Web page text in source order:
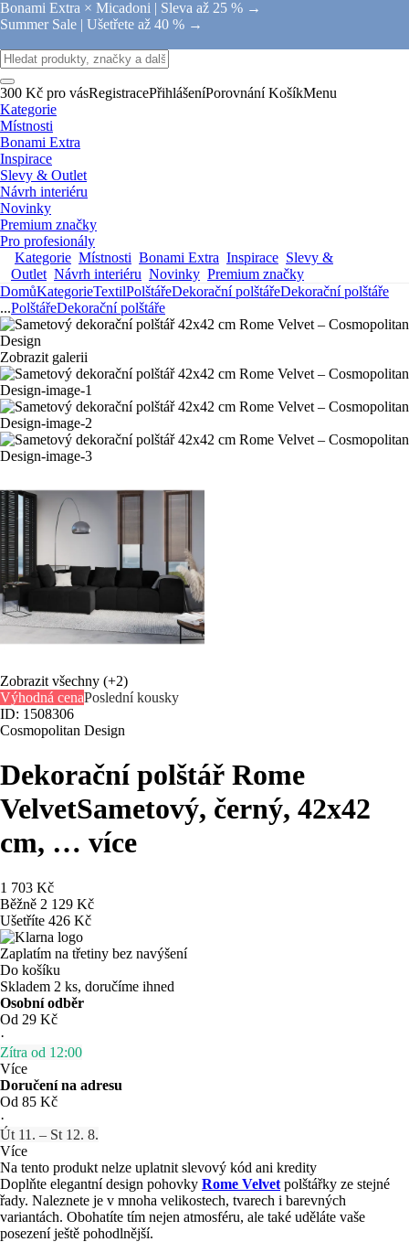
Bonami Extra × Micadoni | Sleva až 25 % →
Summer Sale | Ušetřete až 40 % →
300 Kč pro vásRegistracePřihlášeníPorovnání KošíkMenu
Kategorie
Místnosti
Bonami Extra
Inspirace
Slevy & Outlet
Návrh interiéru
Novinky
Premium značky
Pro profesionály
Kategorie Místnosti Bonami Extra Inspirace Slevy &
Outlet Návrh interiéru Novinky Premium značky
DomůKategorieTextilPolštářeDekorační polštářeDekorační polštáře
...PolštářeDekorační polštáře
Zobrazit galerii
Zobrazit všechny (+2)
Výhodná cenaPoslední kousky
ID: 1508306
Cosmopolitan Design
Dekorační polštář Rome
VelvetSametový, černý, 42x42
cm, … více
1 703 Kč
Běžně 2 129 Kč
Ušetříte 426 Kč
Zaplatím na třetiny bez navýšení
Do košíku
Skladem 2 ks, doručíme ihned
Osobní odběr
Od 29 Kč
·
Zítra od 12:00
Více
Doručení na adresu
Od 85 Kč
·
Út 11. – St 12. 8.
Více
Na tento produkt nelze uplatnit slevový kód ani kredity
Doplňte elegantní design pohovky Rome Velvet polštářky ze stejné
řady. Naleznete je v mnoha velikostech, tvarech i barevných
variantách. Obohatíte tím nejen atmosféru, ale také uděláte vaše
posezení ještě pohodlnější.